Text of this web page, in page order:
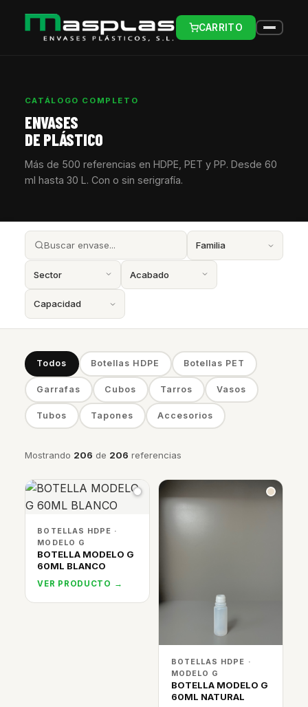
CARRITO
CATÁLOGO COMPLETO
ENVASES
DE PLÁSTICO
Más de 500 referencias en HDPE, PET y PP. Desde 60
ml hasta 30 L. Con o sin serigrafía.
Todos Botellas HDPE Botellas PET
Garrafas Cubos Tarros Vasos
Tubos Tapones Accesorios
Mostrando 206 de 206 referencias
BOTELLAS HDPE ·
MODELO G
BOTELLA MODELO G
60ML BLANCO
VER PRODUCTO →
BOTELLAS HDPE ·
MODELO G
BOTELLA MODELO G
60ML NATURAL